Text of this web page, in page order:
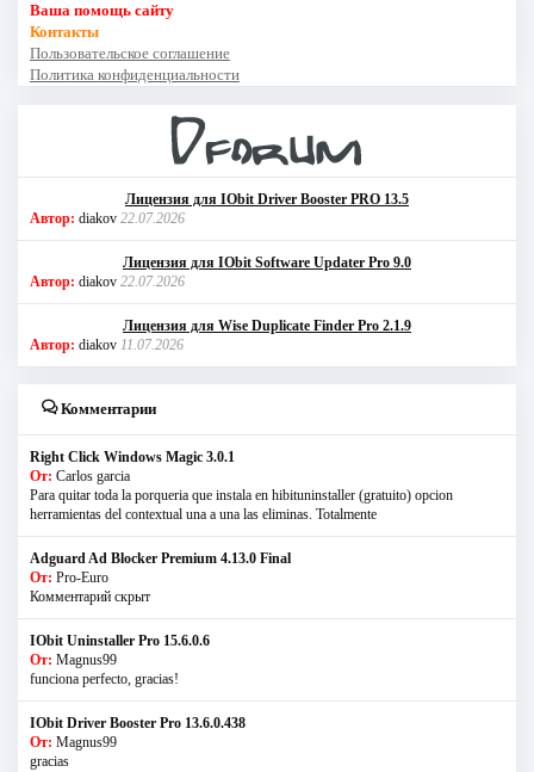
Ваша помощь сайту
Контакты
Пользовательское соглашение
Политика конфиденциальности
Лицензия для IObit Driver Booster PRO 13.5
Автор: diakov 22.07.2026
Лицензия для IObit Software Updater Pro 9.0
Автор: diakov 22.07.2026
Лицензия для Wise Duplicate Finder Pro 2.1.9
Автор: diakov 11.07.2026
Комментарии
Right Click Windows Magic 3.0.1
От: Carlos garcia
Para quitar toda la porqueria que instala en hibituninstaller (gratuito) opcion
herramientas del contextual una a una las eliminas. Totalmente
Adguard Ad Blocker Premium 4.13.0 Final
От: Pro-Euro
Комментарий скрыт
IObit Uninstaller Pro 15.6.0.6
От: Magnus99
funciona perfecto, gracias!
IObit Driver Booster Pro 13.6.0.438
От: Magnus99
gracias